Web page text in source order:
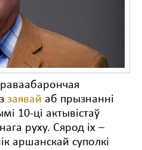
заявай аб прызнанні
10-ці актывістаў
руху. Сярод іх –
аршанскай суполкі